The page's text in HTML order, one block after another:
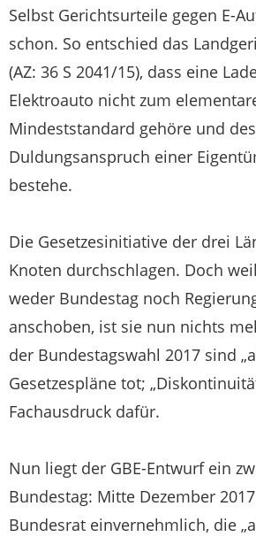
Selbst Gerichtsurteile gegen E-
schon. So entschied das
(AZ: 36 S 2041/15), dass eine
Elektroauto nicht zum
Mindeststandard gehöre und
Duldungsanspruch einer
bestehe.
Die Gesetzesinitiative der drei
Knoten durchschlagen. Doch
weder Bundestag noch
anschoben, ist sie nun nichts
der Bundestagswahl 2017 sind
Gesetzespläne tot;
Fachausdruck dafür.
Nun liegt der GBE-Entwurf ein
Bundestag: Mitte Dezember
Bundesrat einvernehmlich, die